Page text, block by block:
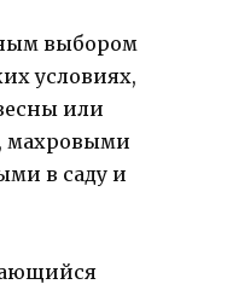
выбором
условиях,
или
махровыми
в саду и